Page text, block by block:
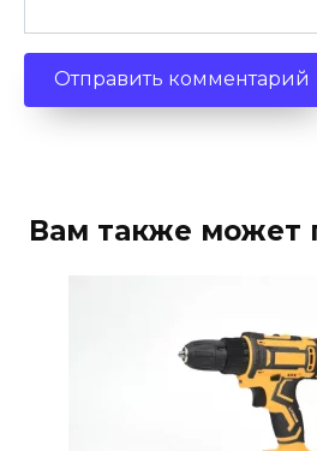
Вам также может